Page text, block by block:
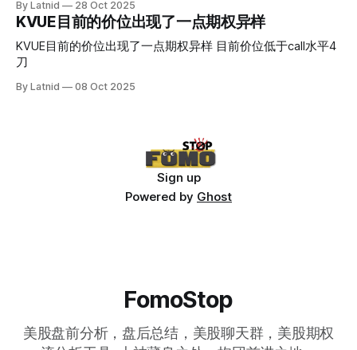
By Latnid 28 Oct 2025
KVUE目前的价位出现了一点期权异样
KVUE目前的价位出现了一点期权异样 目前价位低于call水平4
刀
By Latnid 08 Oct 2025
Sign up
Powered by Ghost
FomoStop
美股盘前分析，盘后总结，美股聊天群，美股期权